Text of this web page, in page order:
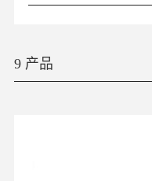
9 产品